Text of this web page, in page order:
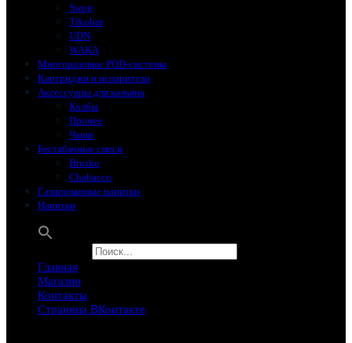
Swog
Tikobar
UDN
WAKA
Многоразовые POD-системы
Картриджи и испарители
Аксессуары для кальяна
Колбы
Прочее
Чаши
Бестабачные смеси
Brusko
Chabacco
Газированные напитки
Напитки
Главная
Магазин
Контакты
Страница ВКонтакте